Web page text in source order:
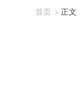
首页 > 正文